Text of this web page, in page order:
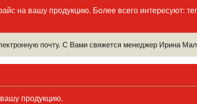
на вашу продукцию. Более всего интересуют:
почту. С Вами свяжется менеджер Ирина
продукцию.